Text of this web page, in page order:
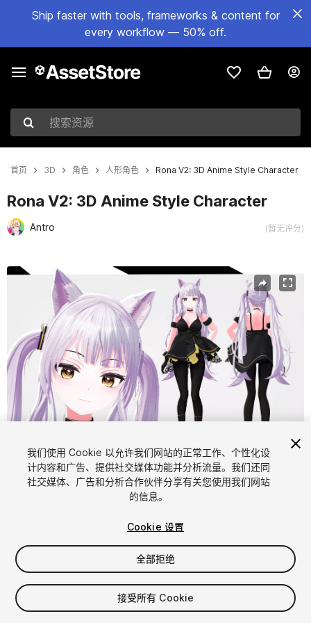
Ship faster with tools, frameworks & content for
every workflow — 50% off.
搜索资源
首页 3D 角色 人形角色 Rona V2: 3D Anime Style Character
Rona V2: 3D Anime Style Character
Antro (暂无评分)
当前幻灯片：1 / 6
1/6
$20
增值税将在结算时计算
我们使用 Cookie 以允许我们网站的正常工作、个性化设
计内容和广告、提供社交媒体功能并分析流量。我们还同
社交媒体、广告和分析合作伙伴分享有关您使用我们网站
的信息。
Cookie 设置
全部拒绝
接受所有 Cookie